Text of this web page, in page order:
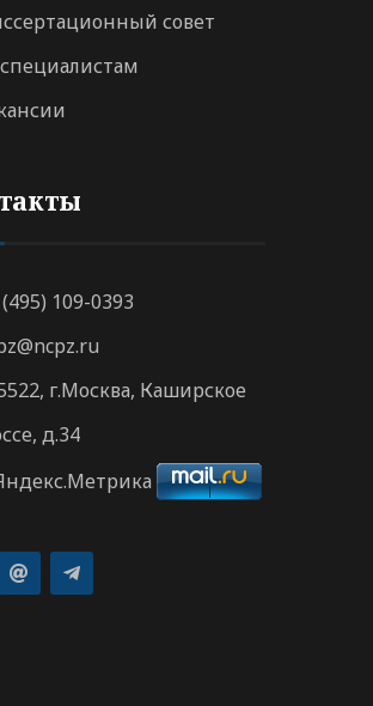
совет
109-0393
г.Москва, Каширское
д.34